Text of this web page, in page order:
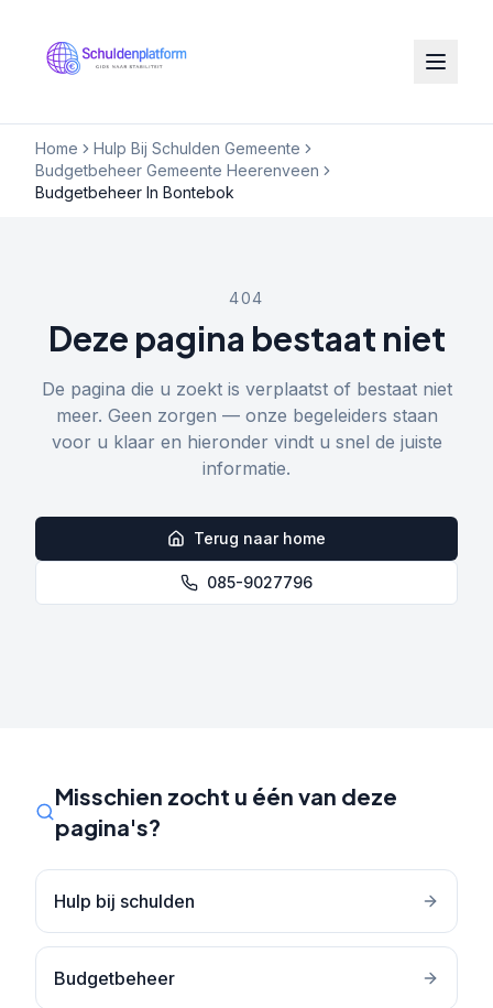
Home
Hulp Bij Schulden Gemeente
Budgetbeheer Gemeente Heerenveen
Budgetbeheer In Bontebok
404
Deze pagina bestaat niet
De pagina die u zoekt is verplaatst of bestaat niet
meer. Geen zorgen — onze begeleiders staan
voor u klaar en hieronder vindt u snel de juiste
informatie.
Terug naar home
085-9027796
Misschien zocht u één van deze
pagina's?
Hulp bij schulden
Budgetbeheer